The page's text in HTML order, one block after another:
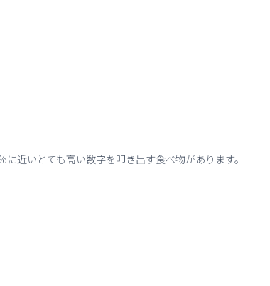
近いとても高い数字を叩き出す食べ物があります。